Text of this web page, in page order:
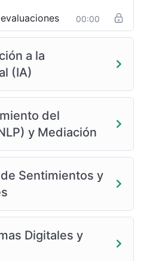
00:00
a la
(IA)
del
y Mediación
Sentimientos y
Digitales y